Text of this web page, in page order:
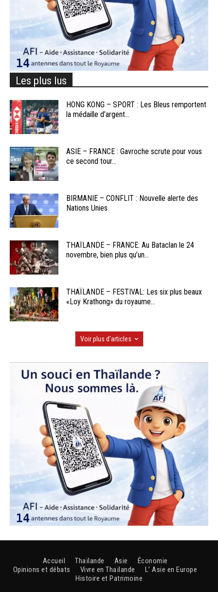
Les plus lus
HONG KONG – SPORT : Les Bleus remportent
la médaille d’argent...
ASIE – FRANCE : Gavroche scrute pour vous
ce second tour...
BIRMANIE – CONFLIT : Nouvelle alerte des
Nations Unies
THAÏLANDE – FRANCE: Au Bataclan le 24
novembre, bien plus qu’un...
THAÏLANDE – FESTIVAL: Les six plus beaux
«Loy Krathong» du royaume...
Voir plus d'articles
Accueil Thaïlande Asie
Économie
Opinions et débats
Vivre en Thaïlande
L’ Asie en Europe
Histoire et Patrimoine